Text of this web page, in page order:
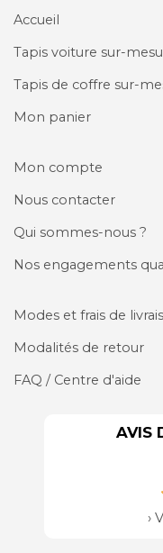
Accueil
Tapis voiture sur-
Tapis de coffre sur-
Mon panier
Mon compte
Nous contacter
Qui sommes-nous ?
Nos engagements
Modes et frais de
Modalités de retour
FAQ / Centre d'aide
AVIS
›